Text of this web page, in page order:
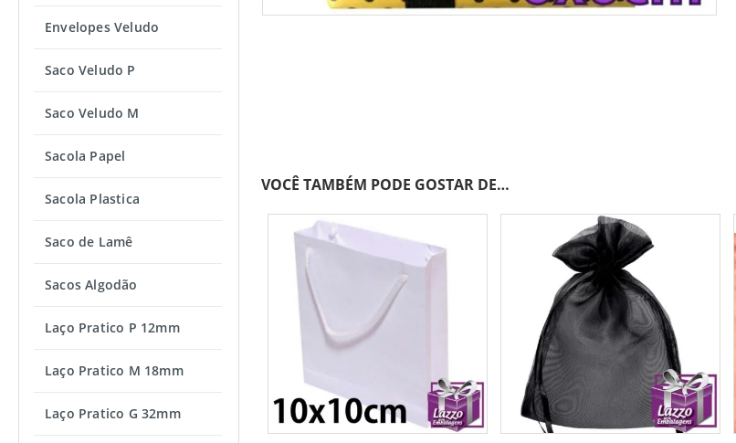
VOCÊ TAMBÉM PODE GOSTAR DE…
Envelopes Veludo
Saco Veludo P
Saco Veludo M
Sacola Papel
Sacola Plastica
Saco de Lamê
Sacos Algodão
Laço Pratico P 12mm
Laço Pratico M 18mm
Laço Pratico G 32mm